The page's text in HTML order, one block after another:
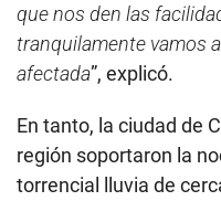
que nos den las
tranquilamente vamos
afectada”, explicó.
En tanto, la ciudad de
región soportaron la
torrencial lluvia de